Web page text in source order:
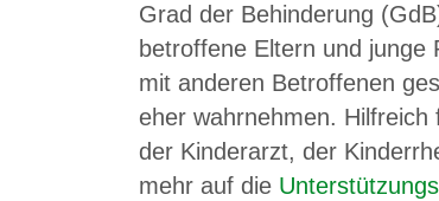
Grad der Behinderung
betroffene Eltern und junge
mit anderen Betroffenen
eher wahrnehmen.
der Kinderarzt, der
mehr auf die